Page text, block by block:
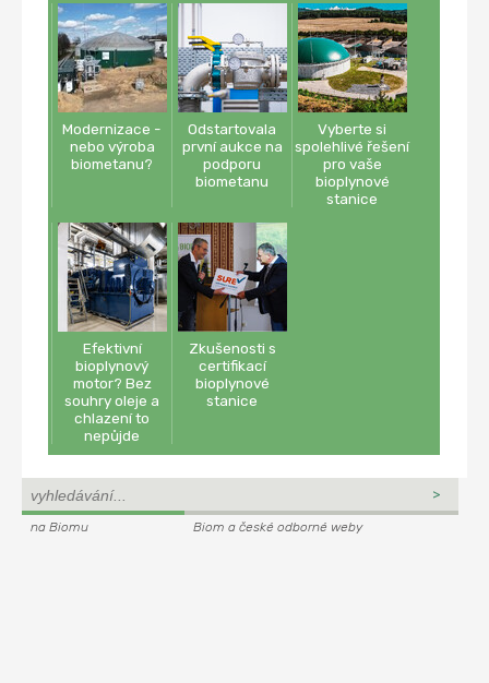
Modernizace -
nebo výroba
biometanu?
Odstartovala
první aukce na
podporu
biometanu
Vyberte si
spolehlivé řešení
pro vaše
bioplynové
stanice
Efektivní
bioplynový
motor? Bez
souhry oleje a
chlazení to
nepůjde
Zkušenosti s
certifikací
bioplynové
stanice
na Biomu Biom a české odborné weby